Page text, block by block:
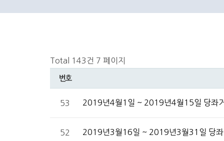
Total 143건 7 페이지
번호
53 2019년4월1일 ~ 2019년4월15일 당좌
52 2019년3월16일 ~ 2019년3월31일 당좌